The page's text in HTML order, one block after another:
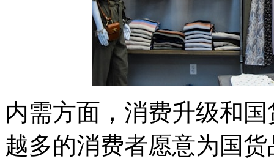
内需方面，消费升级和
越多的消费者愿意为国